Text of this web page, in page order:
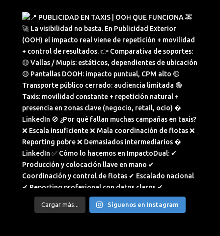
Cargar más... Síguenos en Instagram